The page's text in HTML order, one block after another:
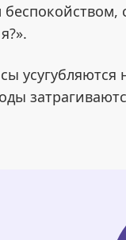
беспокойством,